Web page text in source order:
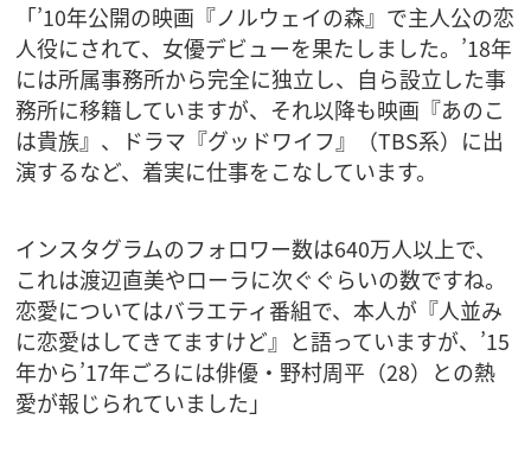
「’10年公開の映画『ノルウェイの森』で主人公の恋
人役にされて、女優デビューを果たしました。’18年
には所属事務所から完全に独立し、自ら設立した事
務所に移籍していますが、それ以降も映画『あのこ
は貴族』、ドラマ『グッドワイフ』（TBS系）に出
演するなど、着実に仕事をこなしています。
インスタグラムのフォロワー数は640万人以上で、
これは渡辺直美やローラに次ぐぐらいの数ですね。
恋愛についてはバラエティ番組で、本人が『人並み
に恋愛はしてきてますけど』と語っていますが、’15
年から’17年ごろには俳優・野村周平（28）との熱
愛が報じられていました」